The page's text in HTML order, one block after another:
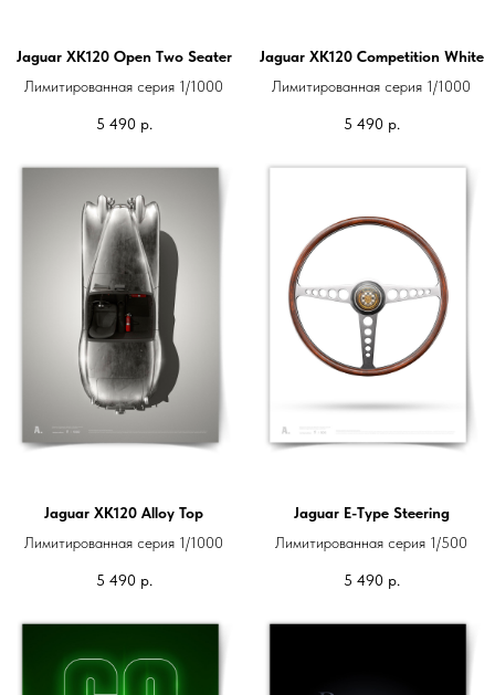
Jaguar XK120 Open Two Seater
Лимитированная серия 1/1000
5 490 р.
Jaguar XK120 Competition White
Лимитированная серия 1/1000
5 490 р.
Jaguar XK120 Alloy Top
Лимитированная серия 1/1000
5 490 р.
Jaguar E-Type Steering
Лимитированная серия 1/500
5 490 р.